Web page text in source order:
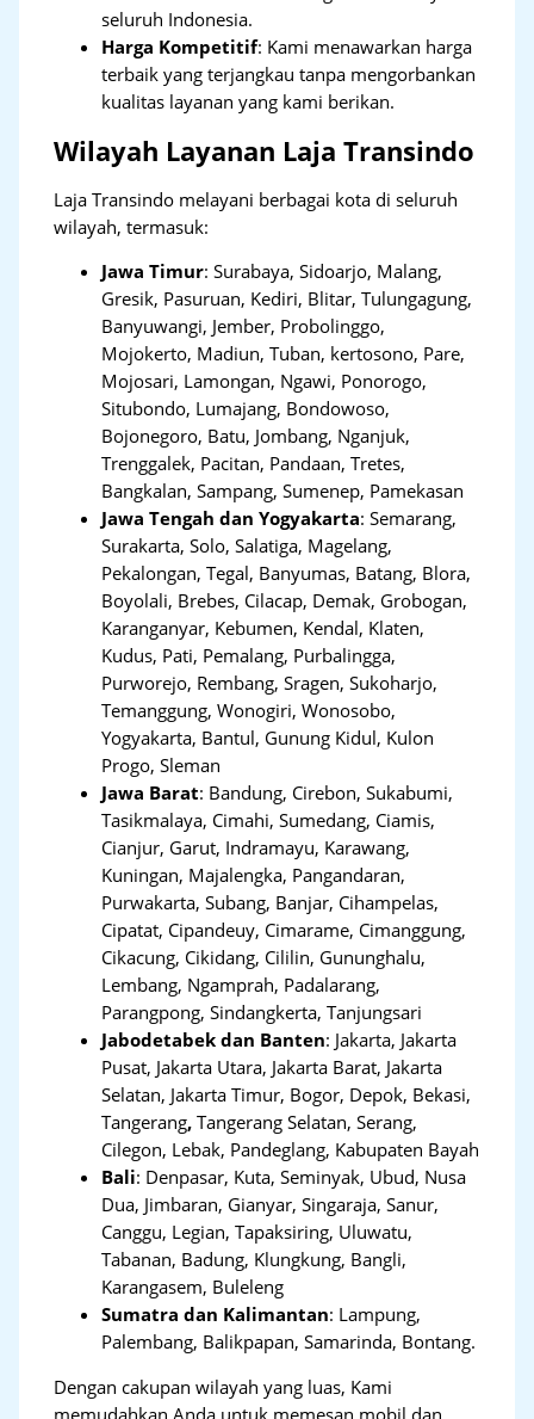
seluruh Indonesia.
Harga Kompetitif: Kami menawarkan harga
terbaik yang terjangkau tanpa mengorbankan
kualitas layanan yang kami berikan.
Wilayah Layanan Laja Transindo
Laja Transindo melayani berbagai kota di seluruh
wilayah, termasuk:
Jawa Timur:Surabaya, Sidoarjo, Malang,
Gresik, Pasuruan, Kediri, Blitar, Tulungagung,
Banyuwangi, Jember, Probolinggo,
Mojokerto, Madiun, Tuban, kertosono, Pare,
Mojosari, Lamongan, Ngawi, Ponorogo,
Situbondo, Lumajang, Bondowoso,
Bojonegoro, Batu, Jombang, Nganjuk,
Trenggalek, Pacitan, Pandaan, Tretes,
Bangkalan, Sampang, Sumenep, Pamekasan
Jawa Tengah dan Yogyakarta:Semarang,
Surakarta, Solo, Salatiga, Magelang,
Pekalongan, Tegal, Banyumas, Batang, Blora,
Boyolali, Brebes, Cilacap, Demak, Grobogan,
Karanganyar, Kebumen, Kendal, Klaten,
Kudus, Pati, Pemalang, Purbalingga,
Purworejo, Rembang, Sragen, Sukoharjo,
Temanggung, Wonogiri, Wonosobo,
Yogyakarta, Bantul, Gunung Kidul, Kulon
Progo, Sleman
Jawa Barat: Bandung, Cirebon, Sukabumi,
Tasikmalaya, Cimahi, Sumedang, Ciamis,
Cianjur, Garut, Indramayu, Karawang,
Kuningan, Majalengka, Pangandaran,
Purwakarta, Subang, Banjar, Cihampelas,
Cipatat, Cipandeuy, Cimarame, Cimanggung,
Cikacung, Cikidang, Cililin, Gununghalu,
Lembang, Ngamprah, Padalarang,
Parangpong, Sindangkerta, Tanjungsari
Jabodetabek dan Banten: Jakarta, Jakarta
Pusat, Jakarta Utara, Jakarta Barat, Jakarta
Selatan, Jakarta Timur, Bogor, Depok, Bekasi,
Tangerang,Tangerang Selatan, Serang,
Cilegon, Lebak, Pandeglang, Kabupaten Bayah
Bali: Denpasar, Kuta, Seminyak, Ubud, Nusa
Dua, Jimbaran, Gianyar, Singaraja, Sanur,
Canggu, Legian, Tapaksiring, Uluwatu,
Tabanan, Badung, Klungkung, Bangli,
Karangasem, Buleleng
Sumatra dan Kalimantan: Lampung,
Palembang, Balikpapan, Samarinda, Bontang.
Dengan cakupan wilayah yang luas, Kami